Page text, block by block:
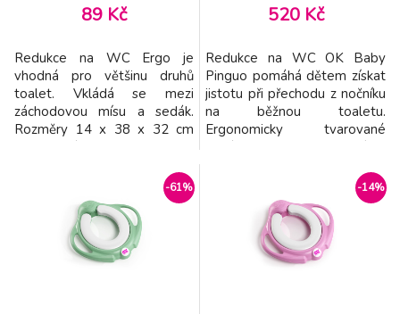
89 Kč
Redukce na WC Ergo je
vhodná pro většinu druhů
toalet. Vkládá se mezi
záchodovou mísu a sedák.
Rozměry 14 x 38 x 32 cm
Telgate (BG), Italy Phone
+39035830004
okbaby@okbaby.it
www.okbaby.it
520 Kč
Redukce na WC OK Baby
Pinguo pomáhá dětem získat
jistotu při přechodu z nočníku
na běžnou toaletu.
Ergonomicky tvarované
zatímco praktický systém
uchycení pomáhá zajistit
stabilní umístění na většině
standardních toaletních mís.
Protiskluzové prvky zvyšují
-61% -14%